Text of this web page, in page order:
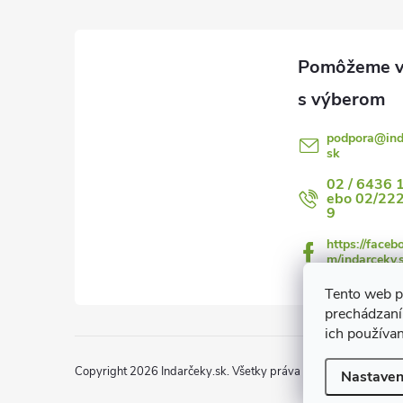
Tento web
ich
ý
u
podpora@
sk
02 / 6436
ebo 02/
9
https://
m/
Copyright 2026 Indarčeky.sk. Všetky práva vyhradené.Upraviť